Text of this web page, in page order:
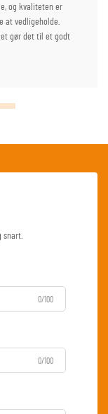
og kvaliteten er
at vedligeholde.
gør det til et godt
0/100
0/100